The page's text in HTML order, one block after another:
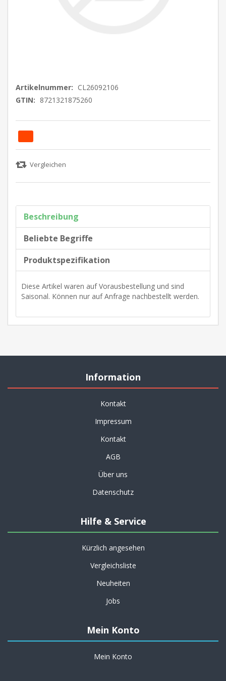
Artikelnummer: CL26092106
GTIN: 8721321875260
Beschreibung
Beliebte Begriffe
Produktspezifikation
Diese Artikel waren auf Vorausbestellung und sind
Saisonal. Können nur auf Anfrage nachbestellt werden.
Information
Kontakt
Impressum
Kontakt
AGB
Über uns
Datenschutz
Hilfe & Service
Kürzlich angesehen
Vergleichsliste
Neuheiten
Jobs
Mein Konto
Mein Konto